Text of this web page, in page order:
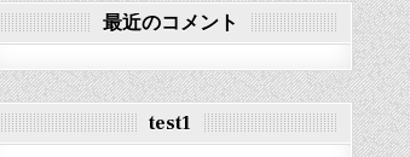
最近のコメント
test1